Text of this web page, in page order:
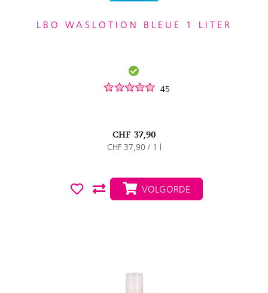
LBO WASLOTION BLEUE 1 LITER
45
CHF 37,90
CHF 37,90 / 1 l
VOLGORDE